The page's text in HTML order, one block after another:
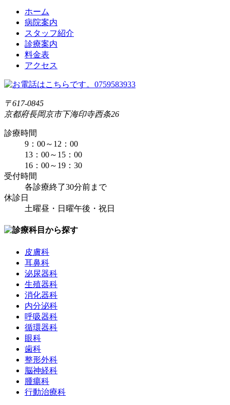
ホーム
病院案内
スタッフ紹介
診療案内
料金表
アクセス
〒617-0845
京都府長岡京市下海印寺西条26
診療時間
9：00～12：00
13：00～15：00
16：00～19：30
受付時間
各診療終了30分前まで
休診日
土曜昼・日曜午後・祝日
皮膚科
耳鼻科
泌尿器科
生殖器科
消化器科
内分泌科
呼吸器科
循環器科
眼科
歯科
整形外科
脳神経科
腫瘍科
行動治療科